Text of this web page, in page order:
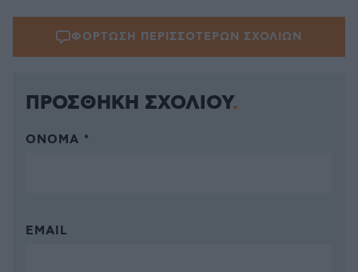
ΦΟΡΤΩΣΗ ΠΕΡΙΣΣΟΤΕΡΩΝ ΣΧΟΛΙΩΝ
ΠΡΟΣΘΗΚΗ ΣΧΟΛΙΟΥ
ΌΝΟΜΑ *
EMAIL